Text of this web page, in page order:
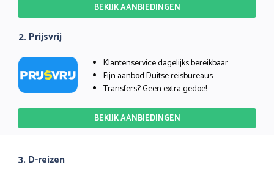
BEKIJK AANBIEDINGEN
2. Prijsvrij
Klantenservice dagelijks bereikbaar
Fijn aanbod Duitse reisbureaus
Transfers? Geen extra gedoe!
BEKIJK AANBIEDINGEN
3. D-reizen